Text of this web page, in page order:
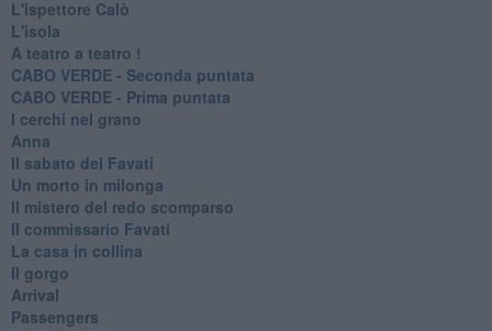
L'ispettore Calò
L'isola
A teatro a teatro !
CABO VERDE - Seconda puntata
CABO VERDE - Prima puntata
I cerchi nel grano
Anna
Il sabato del Favati
Un morto in milonga
Il mistero del redo scomparso
Il commissario Favati
La casa in collina
Il gorgo
Arrival
Passengers